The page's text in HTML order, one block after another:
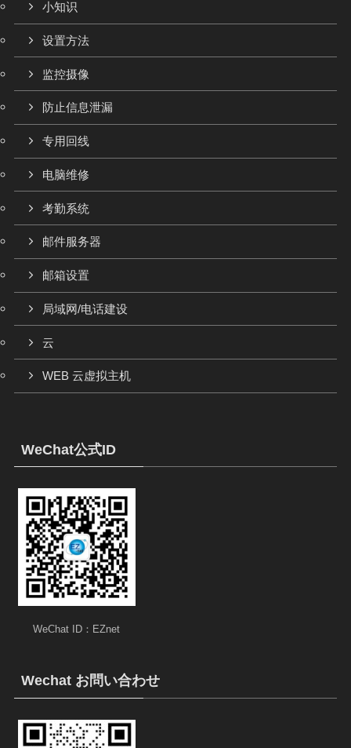
小知识
设置方法
监控摄像
防止信息泄漏
专用回线
电脑维修
考勤系统
邮件服务器
邮箱设置
局域网/电话建设
云
WEB 云虚拟主机
WeChat公式ID
WeChat ID：EZnet
Wechat お問い合わせ